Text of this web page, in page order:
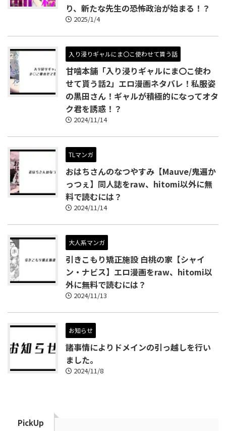
り、新たな先生の恐怖政治が始まる！？
2025/1/4
入り浸りギャルにま〇こ使わせて貰う話
甘噛本舗「入り浸りギャルにま〇こ使わ
せて貰う話2」エロ漫画ネタバレ！私服姿
の黒田さん！ギャルが積極的になってオタ
ク君を誘惑！？
2024/11/14
TLマンガ
おはちさんのなつやすみ【Mauve/鬼遍か
っつぇ】同人誌をraw、hitomi以外に無
料で読むには？
2024/11/14
大人系マンガ
引きこもり矯正施設 白桃の家【シャイ
ン・ナビス】エロ漫画をraw、hitomi以
外に無料で読むには？
2024/11/13
お知らせ
諸事情によりドメインの引っ越しを行い
ました。
2024/11/8
PickUp